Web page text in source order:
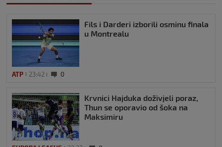
Fils i Darderi izborili osminu finala
u Montrealu
ATP 23:42 0
Krvnici Hajduka doživjeli poraz,
Thun se oporavio od šoka na
Maksimiru